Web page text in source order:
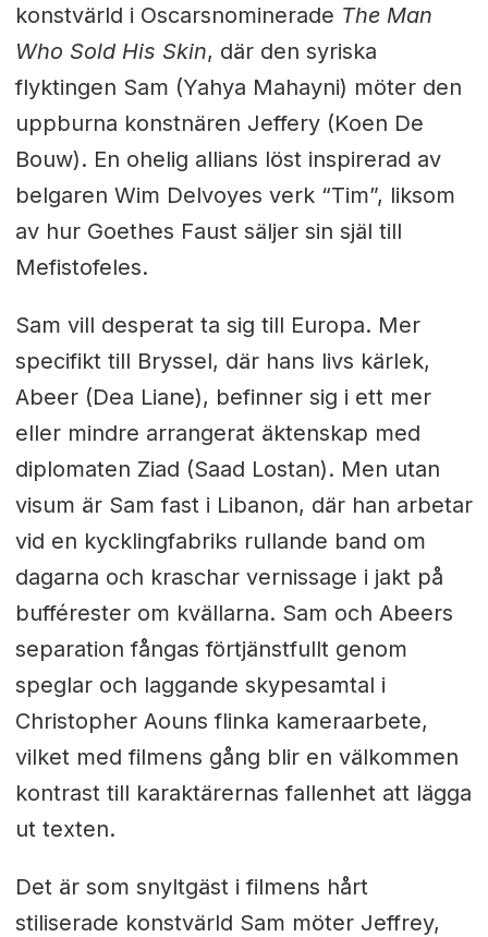
konstvärld i Oscarsnominerade The Man
Who Sold His Skin, där den syriska
flyktingen Sam (Yahya Mahayni) möter den
uppburna konstnären Jeffery (Koen De
Bouw). En ohelig allians löst inspirerad av
belgaren Wim Delvoyes verk “Tim”, liksom
av hur Goethes Faust säljer sin själ till
Mefistofeles.
Sam vill desperat ta sig till Europa. Mer
specifikt till Bryssel, där hans livs kärlek,
Abeer (Dea Liane), befinner sig i ett mer
eller mindre arrangerat äktenskap med
diplomaten Ziad (Saad Lostan). Men utan
visum är Sam fast i Libanon, där han arbetar
vid en kycklingfabriks rullande band om
dagarna och kraschar vernissage i jakt på
bufférester om kvällarna. Sam och Abeers
separation fångas förtjänstfullt genom
speglar och laggande skypesamtal i
Christopher Aouns flinka kameraarbete,
vilket med filmens gång blir en välkommen
kontrast till karaktärernas fallenhet att lägga
ut texten.
Det är som snyltgäst i filmens hårt
stiliserade konstvärld Sam möter Jeffrey,